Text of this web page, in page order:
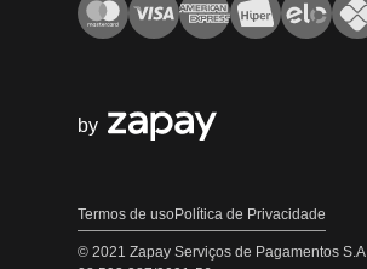
by
Termos de usoPolítica de Privacidade
© 2021 Zapay Serviços de Pagamentos S.A